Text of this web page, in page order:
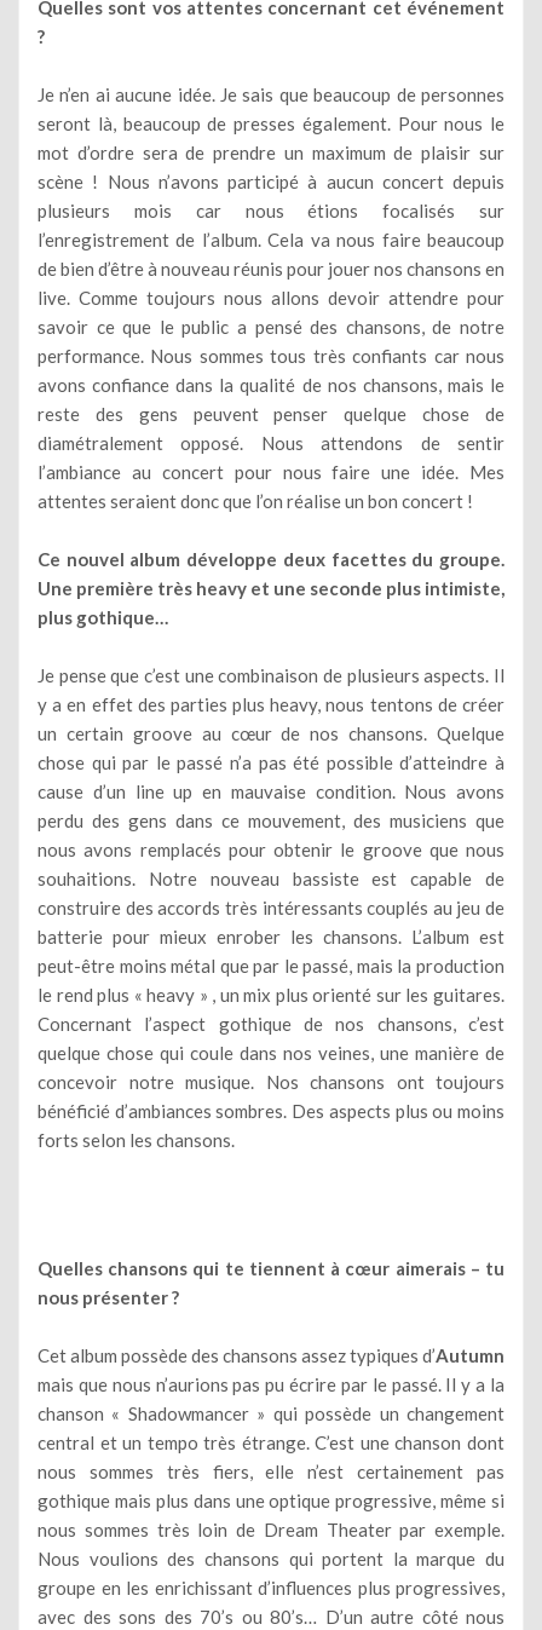
Quelles sont vos attentes concernant cet événement
?
Je n’en ai aucune idée. Je sais que beaucoup de personnes
seront là, beaucoup de presses également. Pour nous le
mot d’ordre sera de prendre un maximum de plaisir sur
scène ! Nous n’avons participé à aucun concert depuis
plusieurs mois car nous étions focalisés sur
l’enregistrement de l’album. Cela va nous faire beaucoup
de bien d’être à nouveau réunis pour jouer nos chansons en
live. Comme toujours nous allons devoir attendre pour
savoir ce que le public a pensé des chansons, de notre
performance. Nous sommes tous très confiants car nous
avons confiance dans la qualité de nos chansons, mais le
reste des gens peuvent penser quelque chose de
diamétralement opposé. Nous attendons de sentir
l’ambiance au concert pour nous faire une idée. Mes
attentes seraient donc que l’on réalise un bon concert !
Ce nouvel album développe deux facettes du groupe.
Une première très heavy et une seconde plus intimiste,
plus gothique…
Je pense que c’est une combinaison de plusieurs aspects. Il
y a en effet des parties plus heavy, nous tentons de créer
un certain groove au cœur de nos chansons. Quelque
chose qui par le passé n’a pas été possible d’atteindre à
cause d’un line up en mauvaise condition. Nous avons
perdu des gens dans ce mouvement, des musiciens que
nous avons remplacés pour obtenir le groove que nous
souhaitions. Notre nouveau bassiste est capable de
construire des accords très intéressants couplés au jeu de
batterie pour mieux enrober les chansons. L’album est
peut-être moins métal que par le passé, mais la production
le rend plus « heavy » , un mix plus orienté sur les guitares.
Concernant l’aspect gothique de nos chansons, c’est
quelque chose qui coule dans nos veines, une manière de
concevoir notre musique. Nos chansons ont toujours
bénéficié d’ambiances sombres. Des aspects plus ou moins
forts selon les chansons.
Quelles chansons qui te tiennent à cœur aimerais – tu
nous présenter ?
Cet album possède des chansons assez typiques d’Autumn
mais que nous n’aurions pas pu écrire par le passé. Il y a la
chanson « Shadowmancer » qui possède un changement
central et un tempo très étrange. C’est une chanson dont
nous sommes très fiers, elle n’est certainement pas
gothique mais plus dans une optique progressive, même si
nous sommes très loin de Dream Theater par exemple.
Nous voulions des chansons qui portent la marque du
groupe en les enrichissant d’influences plus progressives,
avec des sons des 70’s ou 80’s… D’un autre côté nous